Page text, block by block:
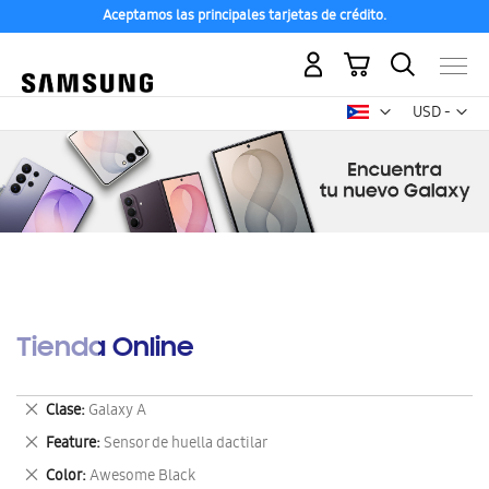
Aceptamos las principales tarjetas de crédito.
USD -
dólar
Mi carrito
Tienda Online
Clase Galaxy A
Eliminar
este
artículo
Feature Sensor de huella dactilar
Eliminar
este
Color Awesome Black
Eliminar